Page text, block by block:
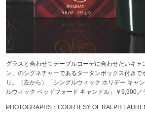
グラスと合わせてテーブルコーデに合わせたいキャ
ン」のシグネチャーであるタータンボックス付きで
り。（左から）「シングルウィック ホリデー キャ
ルウィック ベッドフォード キャンドル」￥9,900／
PHOTOGRAPHS：COURTESY OF RALPH